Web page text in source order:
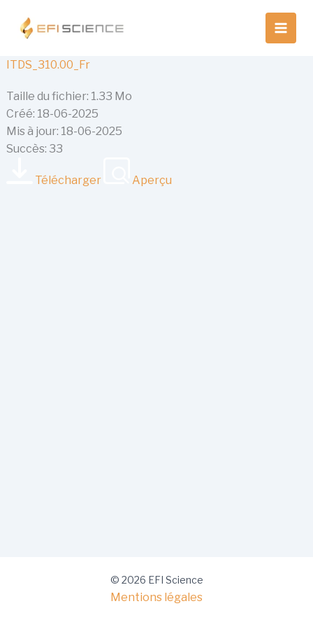
contenu
ITDS_310.00_Fr
Taille du fichier: 1.33 Mo
Créé: 18-06-2025
Mis à jour: 18-06-2025
Succès: 33
Télécharger Aperçu
© 2026 EFI Science
Mentions légales